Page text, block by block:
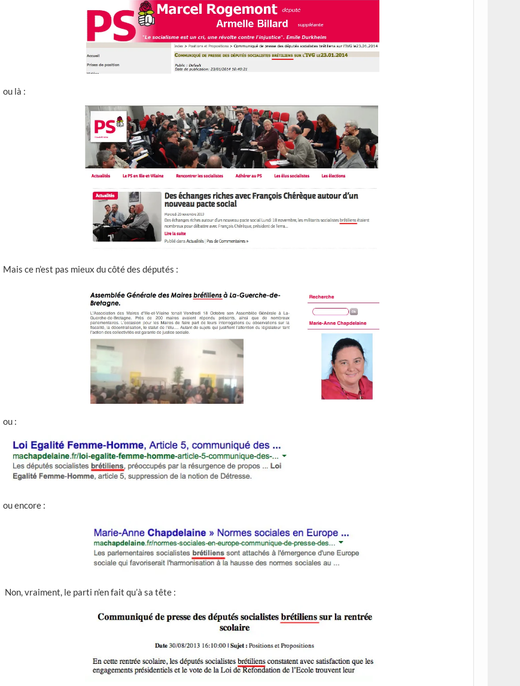
ou là :
Mais ce n’est pas mieux du côté des députés :
ou :
ou encore :
Non, vraiment, le parti n’en fait qu’à sa tête :